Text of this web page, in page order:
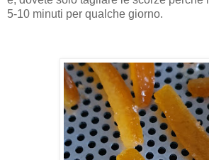
5-10 minuti per qualche giorno.